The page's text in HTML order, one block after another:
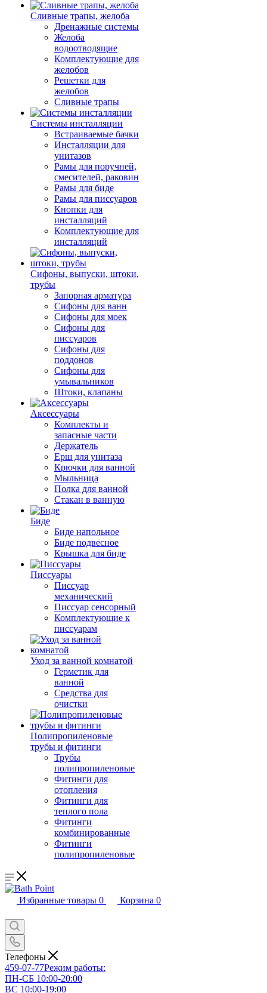
Сливные трапы, желоба
Дренажные системы
Желоба
водоотводящие
Комплектующие для
желобов
Решетки для
желобов
Сливные трапы
Системы инсталляции
Встраиваемые бачки
Инсталляции для
унитазов
Рамы для поручней,
смесителей, раковин
Рамы для биде
Рамы для писсуаров
Кнопки для
инсталляций
Комплектующие для
инсталляций
Сифоны, выпуски, штоки,
трубы
Запорная арматура
Сифоны для ванн
Сифоны для моек
Сифоны для
писсуаров
Сифоны для
поддонов
Сифоны для
умывальников
Штоки, клапаны
Аксессуары
Комплекты и
запасные части
Держатель
Ерш для унитаза
Крючки для ванной
Мыльница
Полка для ванной
Стакан в ванную
Биде
Биде напольное
Биде подвесное
Крышка для биде
Писсуары
Писсуар
механический
Писсуар сенсорный
Комплектующие к
писсуарам
Уход за ванной комнатой
Герметик для
ванной
Средства для
очистки
Полипропиленовые
трубы и фитинги
Трубы
полипропиленовые
Фитинги для
отопления
Фитинги для
теплого пола
Фитинги
комбинированные
Фитинги
полипропиленовые
Избранные товары 0 Корзина 0
Телефоны
459-07-77Режим работы:
ПН-СБ 10:00-20:00
ВС 10:00-19:00